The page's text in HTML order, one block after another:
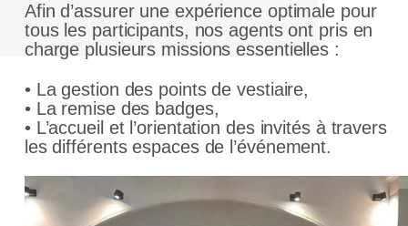
Afin d’assurer une expérience optimale pour
tous les participants, nos agents ont pris en
charge plusieurs missions essentielles :
• La gestion des points de vestiaire,
• La remise des badges,
• L’accueil et l’orientation des invités à travers
les différents espaces de l’événement.